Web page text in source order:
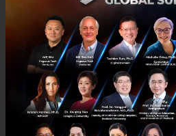
สมมติในออฟฟิศยุคปัจจุบันระหว่
รับโจทย์ให้ใช้ AI ช่วยสรุปรายง
ทีม A มีความเชี่ยวชาญในก
คำถามที่คมและตรงประเด็
ถูกต้องและนำไปใช้งานได้